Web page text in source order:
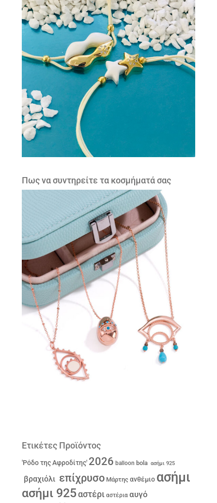
Πως να συντηρείτε τα κοσμήματά σας
Ετικέτες Προϊόντος
'Ρόδο της Αφροδίτης' 2026 balloon bola ασήμι 925
βραχιόλι επίχρυσο Μάρτης ανθέμιο ασήμι
ασήμι 925αστέρι αστέρια αυγό